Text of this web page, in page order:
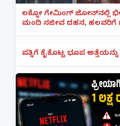
ಲಕ್ನೋ ಗೇಮಿಂಗ್ ಜೋನ್‌ನಲ್ಲಿ
ಮಂದಿ ಸಜೀವ ದಹನ, ಹಲವರಿಗೆ
ಪತ್ನಿಗೆ ಕೈಕೊಟ್ಟ ಭೂಪ